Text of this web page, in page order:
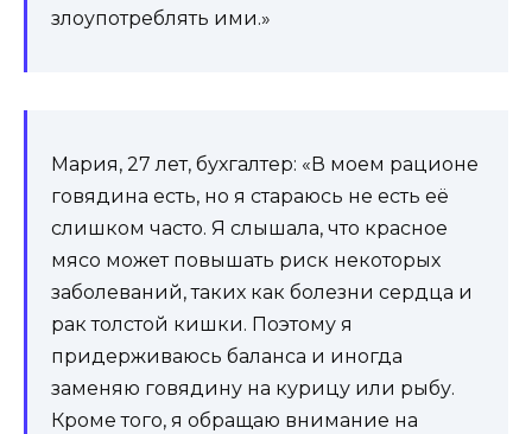
злоупотреблять ими.»
Мария, 27 лет, бухгалтер: «В моем рационе
говядина есть, но я стараюсь не есть её
слишком часто. Я слышала, что красное
мясо может повышать риск некоторых
заболеваний, таких как болезни сердца и
рак толстой кишки. Поэтому я
придерживаюсь баланса и иногда
заменяю говядину на курицу или рыбу.
Кроме того, я обращаю внимание на